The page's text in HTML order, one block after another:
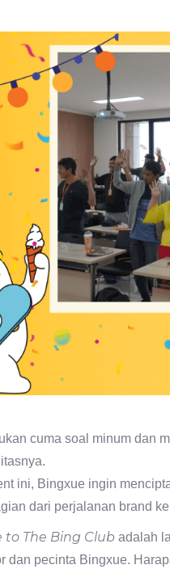
cuma soal minum dan
ini, Bingxue ingin
dari perjalanan brand
to The Bing Club adalah
dan pecinta Bingxue.